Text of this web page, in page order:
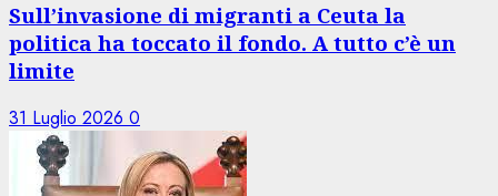
Sull’invasione di migranti a Ceuta la
politica ha toccato il fondo. A tutto c’è un
limite
31 Luglio 2026 0